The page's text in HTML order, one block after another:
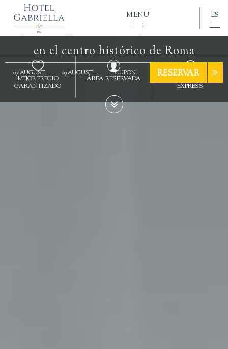
LAS VENTAJAS DE LA RESERVA DIRECTA
MEJOR PRECIO
GARANTIZADO
ÁREA RESERVADA
CHECK IN ONLINE
EXPRESS
MENU ES
Hotel Gabriella
en el centro histórico de Roma
RESERVAR